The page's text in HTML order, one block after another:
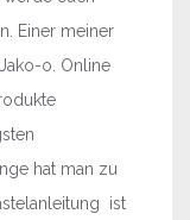
Einer meiner
o. Online
hat man zu
ist